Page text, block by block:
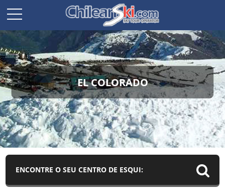
EL COLORADO
ENCONTRE O SEU CENTRO DE ESQUI: